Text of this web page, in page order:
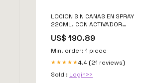
LOCION SIN CANAS EN SPRAY
220ML. CON ACTIVADOR
US$ 190.89
Min. order: 1 piece
★★★★★4.4 (21 reviews)
Sold : Login>>